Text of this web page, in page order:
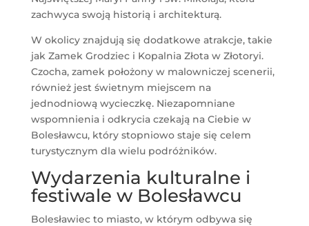
zachwyca swoją historią i architekturą.
W okolicy znajdują się dodatkowe atrakcje, takie
jak Zamek Grodziec i Kopalnia Złota w Złotoryi.
Czocha, zamek położony w malowniczej scenerii,
również jest świetnym miejscem na
jednodniową wycieczkę. Niezapomniane
wspomnienia i odkrycia czekają na Ciebie w
Bolesławcu, który stopniowo staje się celem
turystycznym dla wielu podróżników.
Wydarzenia kulturalne i
festiwale w Bolesławcu
Bolesławiec to miasto, w którym odbywa się